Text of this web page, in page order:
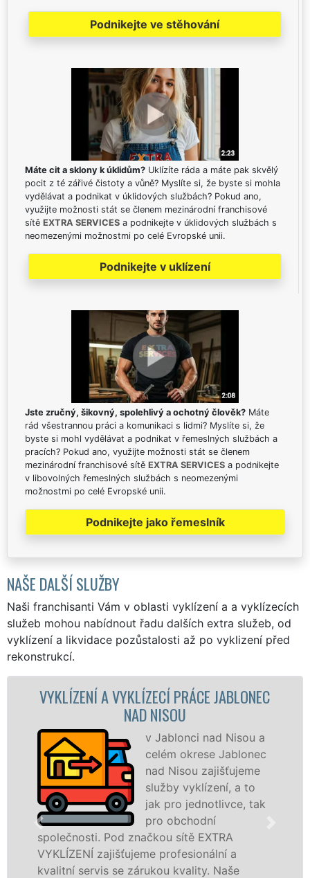
Podnikejte ve stěhování
Máte cit a sklony k úklidům? Uklízíte ráda a máte pak skvělý
pocit z té zářivé čistoty a vůně? Myslíte si, že byste si mohla
vydělávat a podnikat v úklidových službách? Pokud ano,
využijte možnosti stát se členem mezinárodní franchisové
sítě EXTRA SERVICES a podnikejte v úklidových službách s
neomezenými možnostmi po celé Evropské unii.
Podnikejte v uklízení
Jste zručný, šikovný, spolehlivý a ochotný člověk? Máte
rád všestrannou práci a komunikaci s lidmi? Myslíte si, že
byste si mohl vydělávat a podnikat v řemeslných službách a
pracích? Pokud ano, využijte možnosti stát se členem
mezinárodní franchisové sítě EXTRA SERVICES a podnikejte
v libovolných řemeslných službách s neomezenými
možnostmi po celé Evropské unii.
Podnikejte jako řemeslník
NAŠE DALŠÍ SLUŽBY
Naši franchisanti Vám v oblasti vyklízení a a vyklízecích
služeb mohou nabídnout řadu dalších extra služeb, od
vyklízení a likvidace pozůstalosti až po vyklizení před
rekonstrukcí.
PRÁCE JABLONEC
v Jablonci nad Nisou a
celém okrese Jablonec
nad Nisou zajišťujeme
služby vyklízení, a to
jak pro jednotlivce, tak
pro obchodní
značkou sítě EXTRA
profesionální a
se zárukou kvality. Naše
VYKLÍZECÍ
v Jablonci nad
tuto službu jak
osobám se